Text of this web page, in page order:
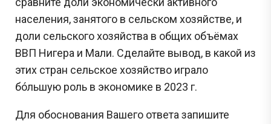
населения, занятого в сельском хозяйстве, и
доли сельского хозяйства в общих объёмах
ВВП Нигера и Мали. Сделайте вывод, в какой из
этих стран сельское хозяйство играло
бóльшую роль в экономике в 2023 г.
Для обоснования Вашего ответа запишите